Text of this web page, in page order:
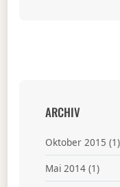
ARCHIV
Oktober 2015 (1)
Mai 2014(1)